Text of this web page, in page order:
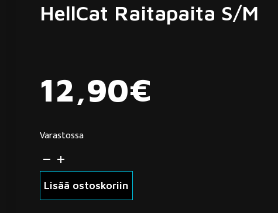
HellCat Raitapaita S/M
12,90€
Varastossa
HellCat
raitapaita
S/M
määrä
Lisää ostoskoriin